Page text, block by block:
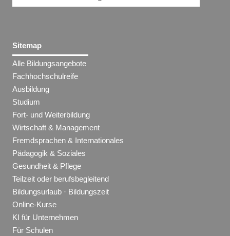
Sitemap
Alle Bildungsangebote
Fachhochschulreife
Ausbildung
Studium
Fort- und Weiterbildung
Wirtschaft & Management
Fremdsprachen & Internationales
Pädagogik & Soziales
Gesundheit & Pflege
Teilzeit oder berufsbegleitend
Bildungsurlaub · Bildungszeit
Online-Kurse
KI für Unternehmen
Für Schulen